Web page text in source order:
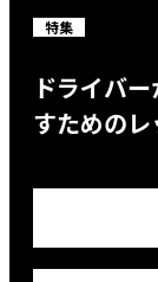
特集
ドライバ
すためのレ